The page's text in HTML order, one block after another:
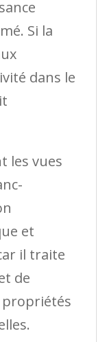
Si la
dans le
les vues
et
il traite
de
propriétés